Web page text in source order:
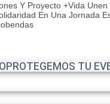
Y Proyecto +Vida Unen
En Una Jornada
TU